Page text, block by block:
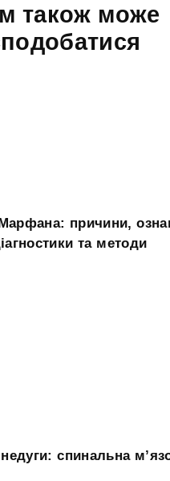
також може
причини,
та методи
недуги: спинальна